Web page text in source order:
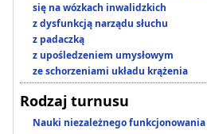
się na wózkach inwalidzkich
z dysfunkcją narządu słuchu
z padaczką
z upośledzeniem umysłowym
ze schorzeniami układu krążenia
Rodzaj turnusu
Nauki niezależnego funkcjonowania